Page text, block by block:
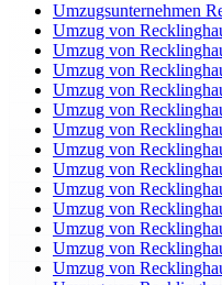
Umzugsunternehmen
Umzug von
Umzug von
Umzug von
Umzug von
Umzug von
Umzug von
Umzug von
Umzug von
Umzug von
Umzug von
Umzug von
Umzug von
Umzug von